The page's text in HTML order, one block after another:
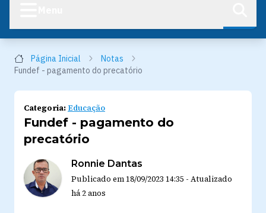
Página Inicial
Notas
Fundef - pagamento do precatório
Categoria:Educação
Fundef - pagamento do
precatório
Ronnie Dantas
Publicado em 18/09/2023 14:35 - Atualizado
há 2 anos